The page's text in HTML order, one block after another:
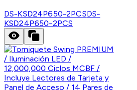
DS-KSD24P650-2PCSDS-
KSD24P650-2PCS